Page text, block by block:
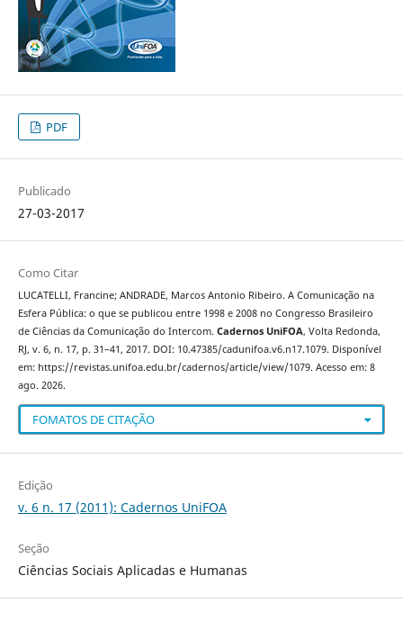
PDF
Publicado
27-03-2017
Como Citar
LUCATELLI, Francine; ANDRADE, Marcos Antonio Ribeiro. A Comunicação na
Esfera Pública: o que se publicou entre 1998 e 2008 no Congresso Brasileiro
de Ciências da Comunicação do Intercom. Cadernos UniFOA, Volta Redonda,
RJ, v. 6, n. 17, p. 31–41, 2017. DOI: 10.47385/cadunifoa.v6.n17.1079. Disponível
em: https://revistas.unifoa.edu.br/cadernos/article/view/1079. Acesso em: 8
ago. 2026.
FOMATOS DE CITAÇÃO
Edição
v. 6 n. 17 (2011): Cadernos UniFOA
Seção
Ciências Sociais Aplicadas e Humanas